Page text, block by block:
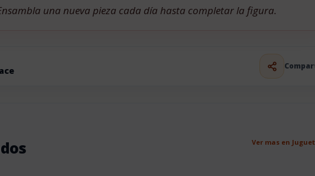
una nueva pieza cada día hasta completar la figura.
Ver mas en